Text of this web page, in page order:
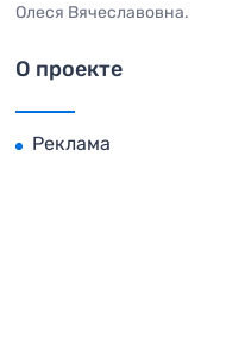
Олеся Вячеславовна.
О проекте
Реклама